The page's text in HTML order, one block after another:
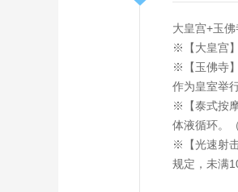
大皇宫+玉
※【大皇宫
※【玉佛寺
作为皇室举
※【泰式按
体液循环。
※【光速射
规定，未满